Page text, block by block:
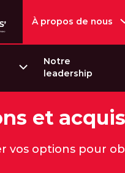
À propos de nous
Notre
leadership
et
vos options pour